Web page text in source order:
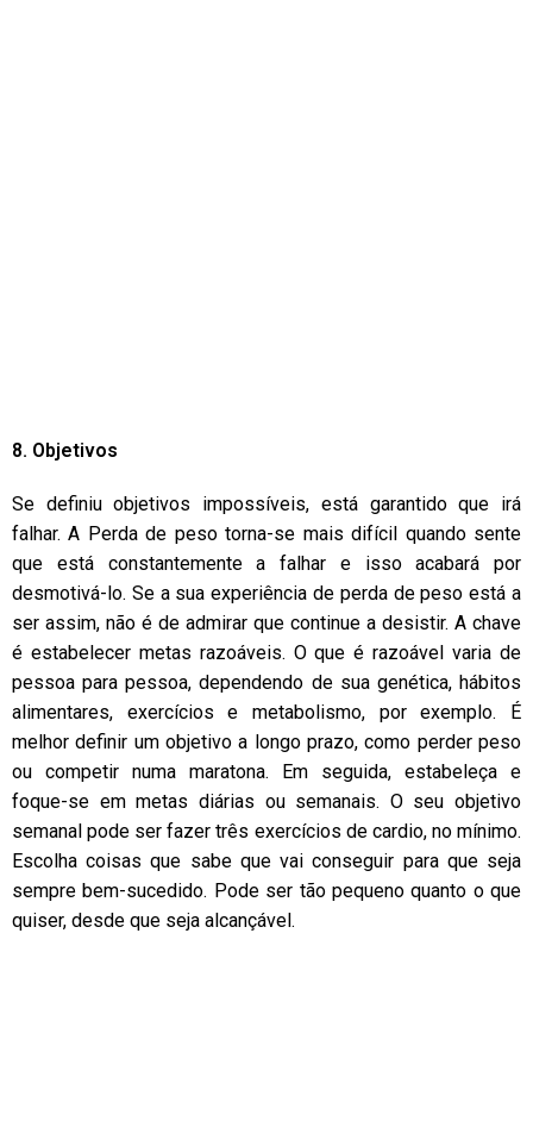
8. Objetivos
Se definiu objetivos impossíveis, está garantido que irá
falhar. A Perda de peso torna-se mais difícil quando sente
que está constantemente a falhar e isso acabará por
desmotivá-lo. Se a sua experiência de perda de peso está a
ser assim, não é de admirar que continue a desistir. A chave
é estabelecer metas razoáveis. O que é razoável varia de
pessoa para pessoa, dependendo de sua genética, hábitos
alimentares, exercícios e metabolismo, por exemplo. É
melhor definir um objetivo a longo prazo, como perder peso
ou competir numa maratona. Em seguida, estabeleça e
foque-se em metas diárias ou semanais. O seu objetivo
semanal pode ser fazer três exercícios de cardio, no mínimo.
Escolha coisas que sabe que vai conseguir para que seja
sempre bem-sucedido. Pode ser tão pequeno quanto o que
quiser, desde que seja alcançável.